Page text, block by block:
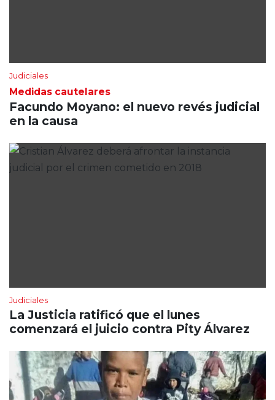
Judiciales
Medidas cautelares
Facundo Moyano: el nuevo revés judicial
en la causa
Judiciales
La Justicia ratificó que el lunes
comenzará el juicio contra Pity Álvarez